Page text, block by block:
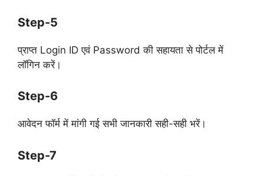
Step-5
प्राप्त Login ID एवं Password की सहायता से पोर्टल में
लॉगिन करें।
Step-6
आवेदन फॉर्म में मांगी गई सभी जानकारी सही-सही भरें।
Step-7